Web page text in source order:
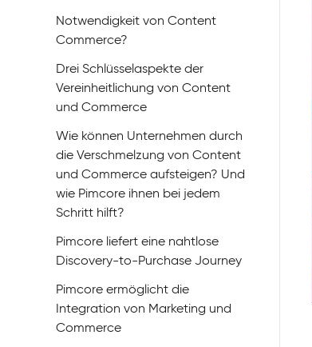
Notwendigkeit von Content
Commerce?
Drei Schlüsselaspekte der
Vereinheitlichung von Content
und Commerce
Wie können Unternehmen durch
die Verschmelzung von Content
und Commerce aufsteigen? Und
wie Pimcore ihnen bei jedem
Schritt hilft?
Pimcore liefert eine nahtlose
Discovery-to-Purchase Journey
Pimcore ermöglicht die
Integration von Marketing und
Commerce